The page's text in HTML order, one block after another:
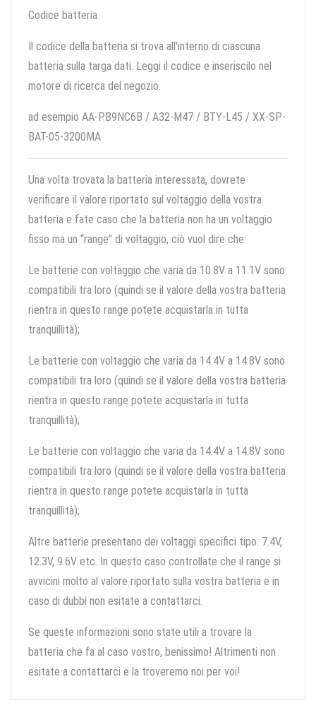
Codice batteria
Il codice della batteria si trova all'interno di ciascuna
batteria sulla targa dati. Leggi il codice e inseriscilo nel
motore di ricerca del negozio.
ad esempio AA-PB9NC6B / A32-M47 / BTY-L45 / XX-SP-
BAT-05-3200MA
Una volta trovata la batteria interessata, dovrete
verificare il valore riportato sul voltaggio della vostra
batteria e fate caso che la batteria non ha un voltaggio
fisso ma un “range” di voltaggio, ciò vuol dire che:
Le batterie con voltaggio che varia da 10.8V a 11.1V sono
compatibili tra loro (quindi se il valore della vostra batteria
rientra in questo range potete acquistarla in tutta
tranquillità);
Le batterie con voltaggio che varia da 14.4V a 14.8V sono
compatibili tra loro (quindi se il valore della vostra batteria
rientra in questo range potete acquistarla in tutta
tranquillità);
Le batterie con voltaggio che varia da 14.4V a 14.8V sono
compatibili tra loro (quindi se il valore della vostra batteria
rientra in questo range potete acquistarla in tutta
tranquillità);
Altre batterie presentano dei voltaggi specifici tipo: 7.4V,
12.3V, 9.6V etc. In questo caso controllate che il range si
avvicini molto al valore riportato sulla vostra batteria e in
caso di dubbi non esitate a contattarci.
Se queste informazioni sono state utili a trovare la
batteria che fa al caso vostro, benissimo! Altrimenti non
esitate a contattarci e la troveremo noi per voi!